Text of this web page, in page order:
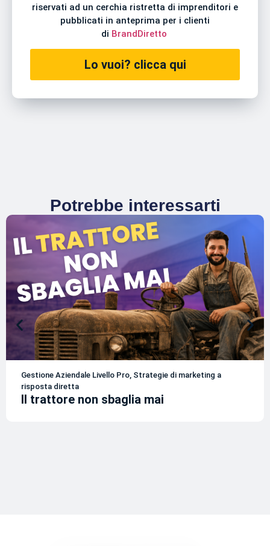
riservati ad un cerchia ristretta di imprenditori e
pubblicati in anteprima per i clienti
di BrandDiretto
Lo vuoi? clicca qui
Potrebbe interessarti
Gestione Aziendale Livello Pro Strategie di marketing a
risposta diretta
Il trattore non sbaglia mai